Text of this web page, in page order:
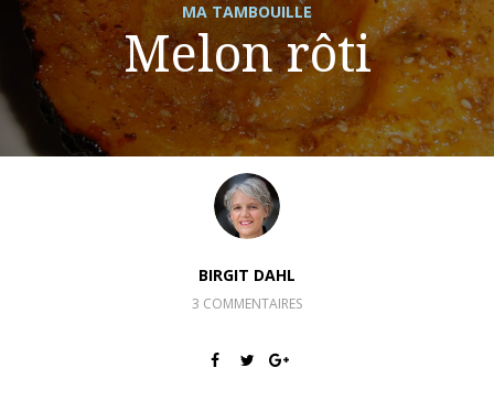
MA TAMBOUILLE
Melon rôti
BIRGIT DAHL
3 COMMENTAIRES